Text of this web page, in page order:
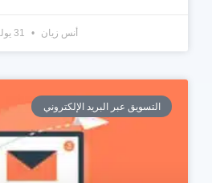
أنس زيان
التسويق عبر البريد الإلكتروني